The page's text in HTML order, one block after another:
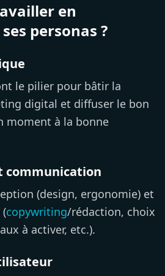
en
personas ?
le pilier pour bâtir la
digital et diffuser le bon
moment à la bonne
communication
(design, ergonomie) et
copywriting/rédaction, choix
à activer, etc.).